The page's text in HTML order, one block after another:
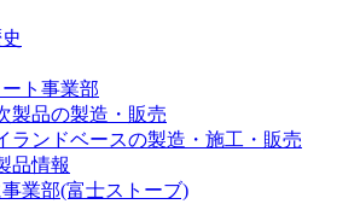
ト事業部
製品の製造・販売
ランドベースの製造・施工・販売
品情報
業部(富士ストーブ)